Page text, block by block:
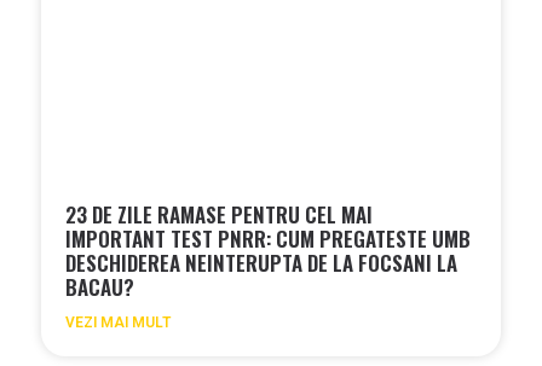
23 DE ZILE RAMASE PENTRU CEL MAI
IMPORTANT TEST PNRR: CUM PREGATESTE UMB
DESCHIDEREA NEINTERUPTA DE LA FOCSANI LA
BACAU?
VEZI MAI MULT